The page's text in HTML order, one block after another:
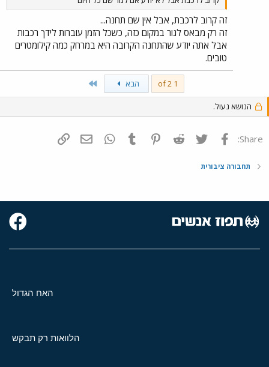
זה קרוב לרכבת, אבל אין שם תחנה...
זה רק מבאס לגור במקום כזה, כשכל הזמן עוברות לידך רכבות
אבל אתה יודע שהתחנה הקרובה היא במרחק כמה קילומטרים
טובים.
1 of 2 הבא
הנושא נעול.
Share: פייסבוק Twitter
Reddit
Pinterest
Tumblr
WhatsAppדואר אלקטרוני
תחבורה ציבורית
האח הגדול
הלוואות רק תבקש